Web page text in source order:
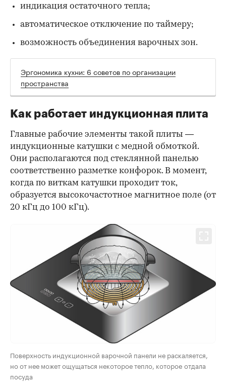
индикация остаточного тепла;
автоматическое отключение по таймеру;
возможность объединения варочных зон.
Эргономика кухни: 6 советов по организации
пространства
Как работает индукционная плита
Главные рабочие элементы такой плиты —
индукционные катушки с медной обмоткой.
Они располагаются под стеклянной панелью
соответственно разметке конфорок. В момент,
когда по виткам катушки проходит ток,
образуется высокочастотное магнитное поле (от
20 кГц до 100 кГц).
Поверхность индукционной варочной панели не раскаляется,
но от нее может ощущаться некоторое тепло, которое отдала
посуда